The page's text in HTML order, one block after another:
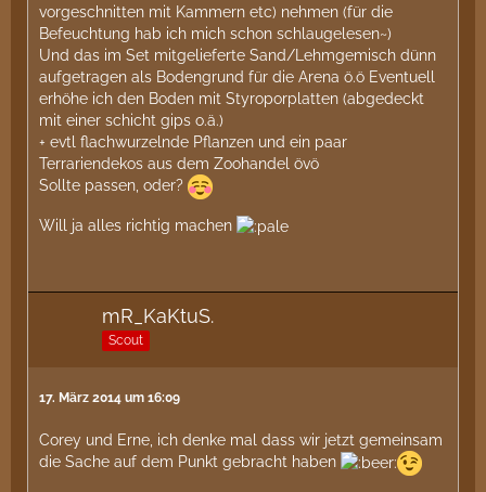
vorgeschnitten mit Kammern etc) nehmen (für die
Befeuchtung hab ich mich schon schlaugelesen~)
Und das im Set mitgelieferte Sand/Lehmgemisch dünn
aufgetragen als Bodengrund für die Arena ö.ö Eventuell
erhöhe ich den Boden mit Styroporplatten (abgedeckt
mit einer schicht gips o.ä.)
+ evtl flachwurzelnde Pflanzen und ein paar
Terrariendekos aus dem Zoohandel övö
Sollte passen, oder?
Will ja alles richtig machen
mR_KaKtuS.
Scout
17. März 2014 um 16:09
Corey und Erne, ich denke mal dass wir jetzt gemeinsam
die Sache auf dem Punkt gebracht haben